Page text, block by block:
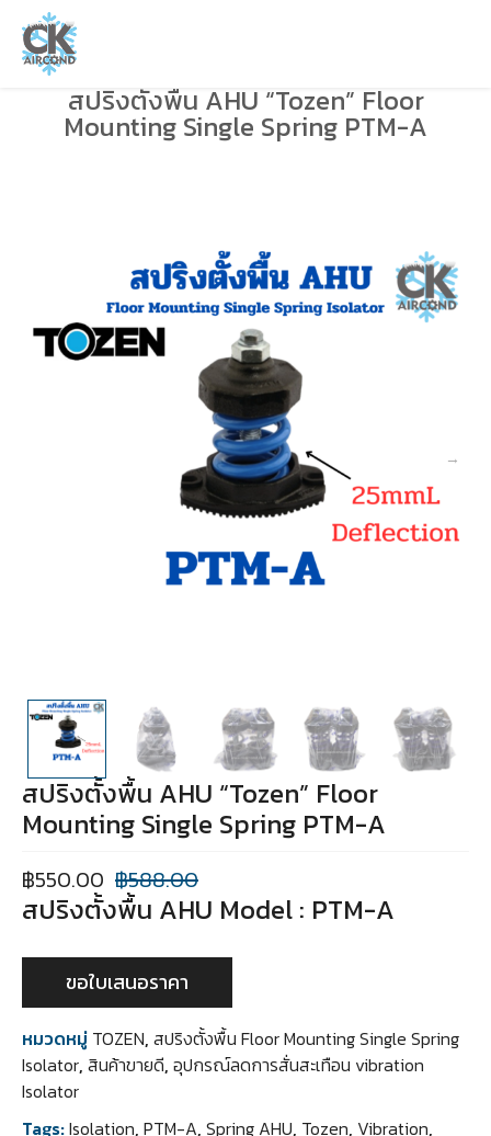
สปริงตั้งพื้น AHU “Tozen” Floor
Mounting Single Spring PTM-A
สปริงตั้งพื้น AHU “Tozen” Floor
Mounting Single Spring PTM-A
฿588.00
฿550.00
สปริงตั้งพื้น AHU Model : PTM-A
ขอใบเสนอราคา
หมวดหมู่ TOZEN, สปริงตั้งพื้น Floor Mounting Single Spring
Isolator, สินค้าขายดี, อุปกรณ์ลดการสั่นสะเทือน vibration
Isolator
Tags:Isolation, PTM-A, Spring AHU, Tozen, Vibration,